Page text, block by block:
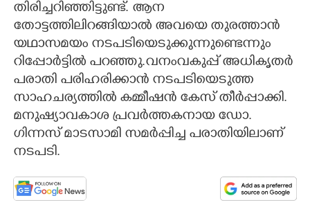
തിരിച്ചറിഞ്ഞിട്ടുണ്ട്. ആന
തോട്ടത്തിലിറങ്ങിയാൽ അവയെ തുരത്താൻ
യഥാസമയം നടപടിയെടുക്കുന്നുണ്ടെന്നും
റിപ്പോർട്ടിൽ പറഞ്ഞു.വനംവകുപ്പ് അധികൃതർ
പരാതി പരിഹരിക്കാൻ നടപടിയെടുത്ത
സാഹചര്യത്തിൽ കമ്മീഷൻ കേസ് തീർപ്പാക്കി.
മനുഷ്യാവകാശ പ്രവർത്തകനായ ഡോ.
ഗിന്നസ് മാടസാമി സമർപ്പിച്ച പരാതിയിലാണ്
നടപടി.